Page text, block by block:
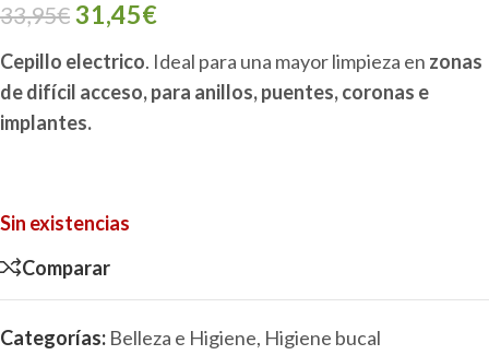
33,95€ 31,45€
Cepillo electrico. Ideal para una mayor limpieza en zonas
de difícil acceso, para anillos, puentes, coronas e
implantes.
Sin existencias
Comparar
Categorías: Belleza e Higiene, Higiene bucal